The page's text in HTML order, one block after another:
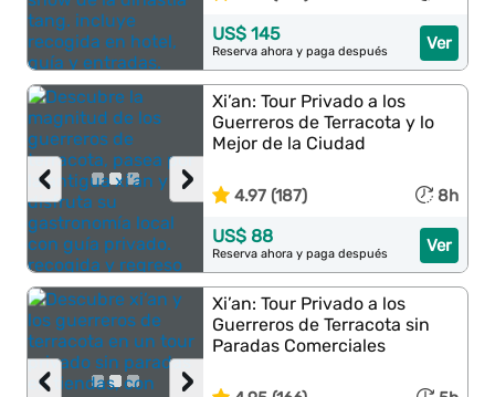
Ver
US$ 145
Reserva ahora y paga después
›
‹
Xi’an: Tour Privado a los
Guerreros de Terracota y lo
Mejor de la Ciudad
4.97 (187) 8h
Ver
US$ 88
Reserva ahora y paga después
›
‹
Xi’an: Tour Privado a los
Guerreros de Terracota sin
Paradas Comerciales